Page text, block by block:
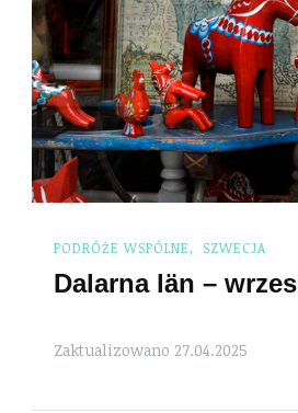
PODRÓŻE WSPÓLNE SZWECJA
Dalarna län –
Zaktualizowano 27.04.2025